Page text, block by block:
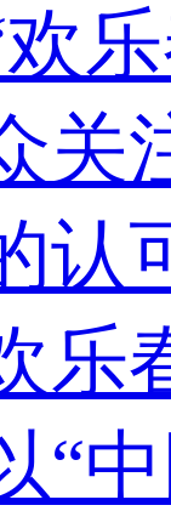
关
认
春
“